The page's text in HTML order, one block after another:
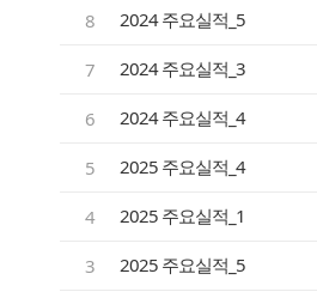
8 2024 주요실적_5
7 2024 주요실적_3
6 2024 주요실적_4
5 2025 주요실적_4
4 2025 주요실적_1
3 2025 주요실적_5